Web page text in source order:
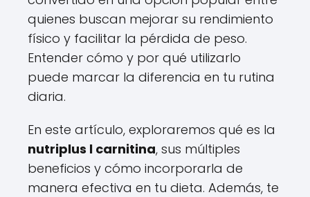
quienes buscan mejorar su rendimiento
físico y facilitar la pérdida de peso.
Entender cómo y por qué utilizarlo
puede marcar la diferencia en tu rutina
diaria.
En este artículo, exploraremos qué es la
nutriplus l carnitina, sus múltiples
beneficios y cómo incorporarla de
manera efectiva en tu dieta. Además, te